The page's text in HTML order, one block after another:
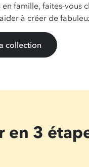
famille, faites-vous
à créer de
collection
3